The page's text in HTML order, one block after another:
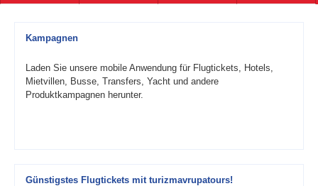
Kampagnen
Laden Sie unsere mobile Anwendung für Flugtickets, Hotels,
Mietvillen, Busse, Transfers, Yacht und andere
Produktkampagnen herunter.
Günstigstes Flugtickets mit turizmavrupatours!